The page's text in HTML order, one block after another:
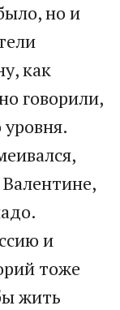
но и
как
говорили,
и
тоже
жить